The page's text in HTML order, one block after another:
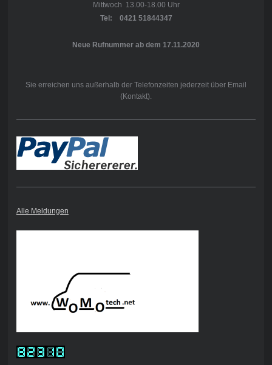
Mittwoch 13.00-18.00 Uhr
Tel: 0421 51844347
Neue Rufnummer ab dem 17.11.2020
Sie erreichen uns außerhalb der Telefonzeiten jederzeit über Email
(Kontakt).
Alle Meldungen